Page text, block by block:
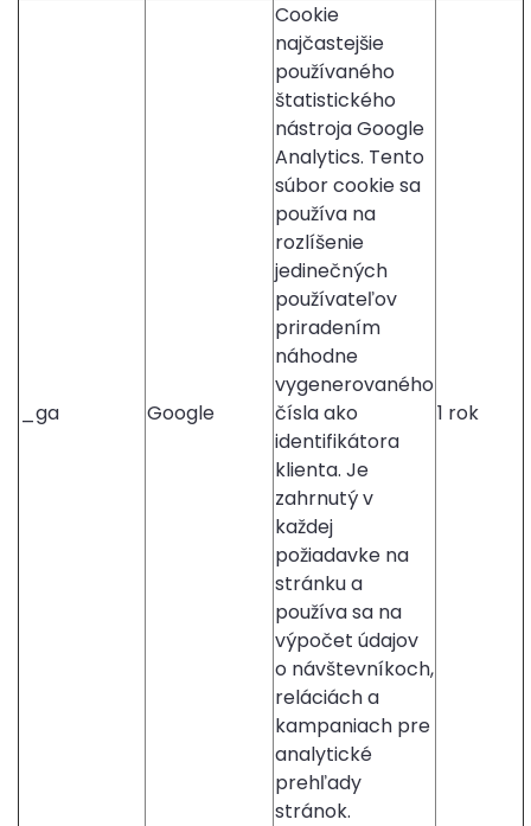
_ga Google
Cookie
najčastejšie
používaného
štatistického
nástroja Google
Analytics. Tento
súbor cookie sa
používa na
rozlíšenie
jedinečných
používateľov
priradením
náhodne
vygenerovaného
čísla ako
identifikátora
klienta. Je
zahrnutý v
každej
požiadavke na
stránku a
používa sa na
výpočet údajov
o návštevníkoch,
reláciách a
kampaniach pre
analytické
prehľady
stránok.
1 rok